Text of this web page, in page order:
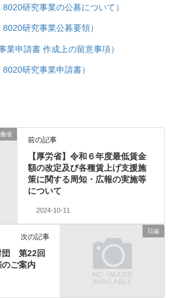
研究事業の公募について）
研究事業公募要領）
業申請書 作成上の留意事項）
研究事業申請書）
省
前の記事
【厚労省】令和６年度最低賃金
額の改定及び各種賃上げ支援施
策に関する周知・広報の実施等
について
2024-10-11
日歯
次の記事
団 第22回
ご案内